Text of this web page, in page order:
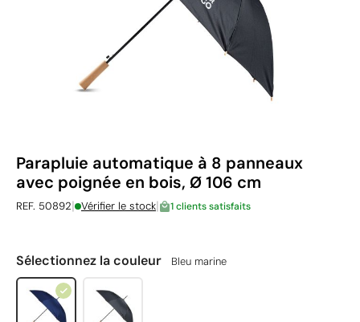
Parapluie automatique à 8 panneaux
avec poignée en bois, Ø 106 cm
REF. 50892| Vérifier le stock| 1 clients satisfaits
Sélectionnez la couleur Bleu marine